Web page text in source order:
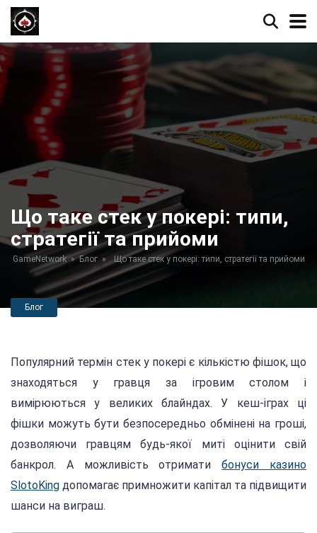
Що таке стек у покері: типи,
стратегії та прийоми
GameNetwork » Блог » Що таке стек у покері: типи, стратегії та прийоми
Блог
Популярний термін стек у покері є кількістю фішок, що
знаходяться у гравця за ігровим столом і
вимірюються у великих блайндах. У кеш-іграх ці
фішки можуть бути безпосередньо обмінені на гроші,
дозволяючи гравцям будь-якої миті оцінити свій
банкрол. А можливість отриматибонуси казино
SlotoKing допомагає примножити капітал та підвищити
шанси на виграш.